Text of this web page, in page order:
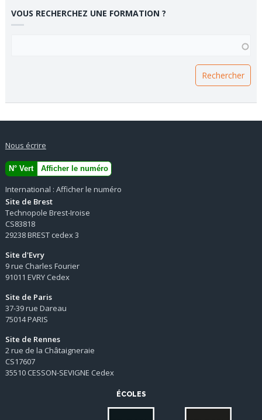
VOUS RECHERCHEZ UNE FORMATION ?
Nous écrire
N° Vert Afficher le numéro
International : Afficher le numéro
Site de Brest
Technopole Brest-Iroise
CS83818
29238 BREST cedex 3
Site d'Evry
9 rue Charles Fourier
91011 EVRY Cedex
Site de Paris
37-39 rue Dareau
75014 PARIS
Site de Rennes
2 rue de la Châtaigneraie
CS17607
35510 CESSON-SEVIGNE Cedex
ÉCOLES